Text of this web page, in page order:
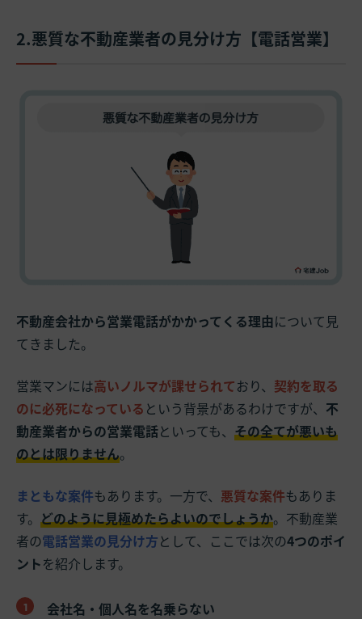
2.悪質な不動産業者の見分け方【電話営業】
不動産会社から営業電話がかかってくる理由について見
てきました。
営業マンには高いノルマが課せられており、 契約を取る
のに必死になっている という背景があるわけですが、 不
動産業者からの営業電話といっても、 その全てが悪いも
のとは限りません。
まともな案件もあります。一方で、 悪質な案件もありま
す。 どのように見極めたらよいのでしょうか。不動産業
者の電話営業の見分け方として、ここでは次の4つのポイ
ントを紹介します。
会社名・個人名を名乗らない